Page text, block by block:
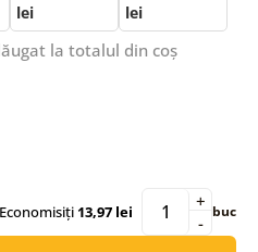
lei
lei
la totalul din coș
Economisiți13,97 lei -
+ buc